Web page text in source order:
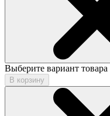
Выберите вариант товара
В корзину